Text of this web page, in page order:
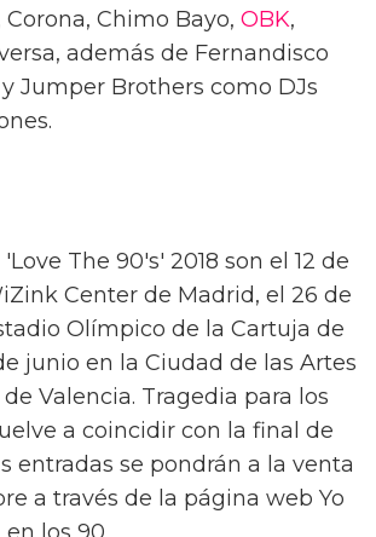
Chimo Bayo, OBK,
además de Fernandisco
Jumper Brothers como DJs
The 90's' 2018 son el 12 de
Center de Madrid, el 26 de
Olímpico de la Cartuja de
junio en la Ciudad de las Artes
Valencia. Tragedia para los
a coincidir con la final de
entradas se pondrán a la venta
a través de la página web Yo